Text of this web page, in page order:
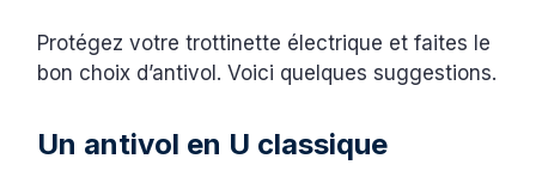
Protégez votre trottinette électrique et faites le
bon choix d’antivol. Voici quelques suggestions.
Un antivol en U classique